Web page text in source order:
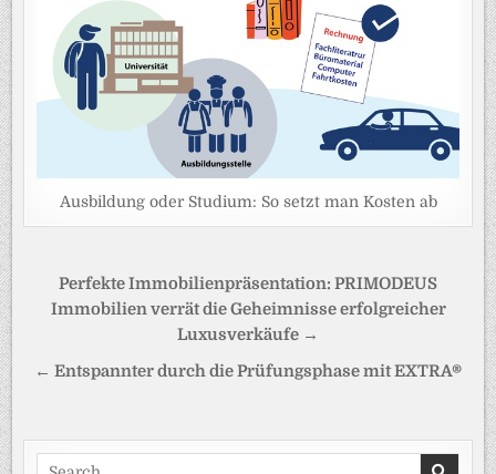
Ausbildung oder Studium: So setzt man Kosten ab
Beitragsnavigation
Perfekte Immobilienpräsentation: PRIMODEUS
Immobilien verrät die Geheimnisse erfolgreicher
Luxusverkäufe →
← Entspannter durch die Prüfungsphase mit EXTRA®
Search